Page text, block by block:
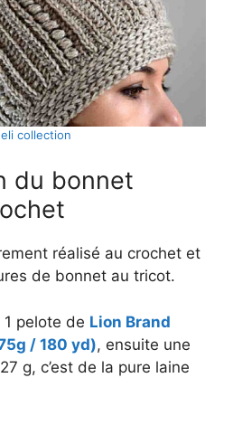
collection
du bonnet
réalisé au crochet et
de bonnet au tricot.
1 pelote de Lion Brand
/ 180 yd), ensuite une
g, c’est de la pure laine